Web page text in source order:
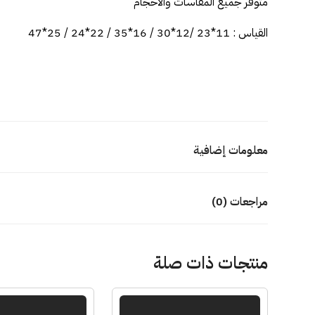
القياس : 11*23 /12*30 / 16*35 / 22*24 / 25*47
معلومات إضافية
مراجعات (0)
منتجات ذات صلة
هناك
هناك